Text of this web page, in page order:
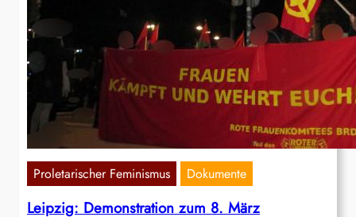
Proletarischer Feminismus Dokumente
Leipzig: Demonstration zum 8. März